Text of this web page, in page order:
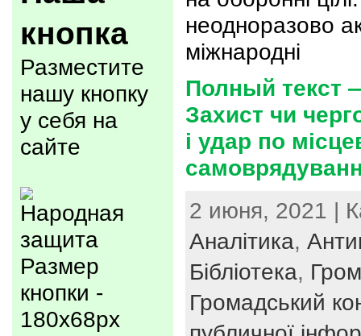
кнопка
Разместите
нашу кнопку
у себя на
сайте
Размер
кнопки -
180x68px
неодноразово
міжнародні
Полный текст
Захист чи
і удар по
2 июня, 2021 |
Аналітика,
Бібліотека,
Громадський